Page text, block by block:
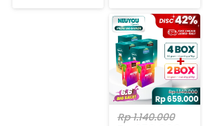
Rp 1.140.000